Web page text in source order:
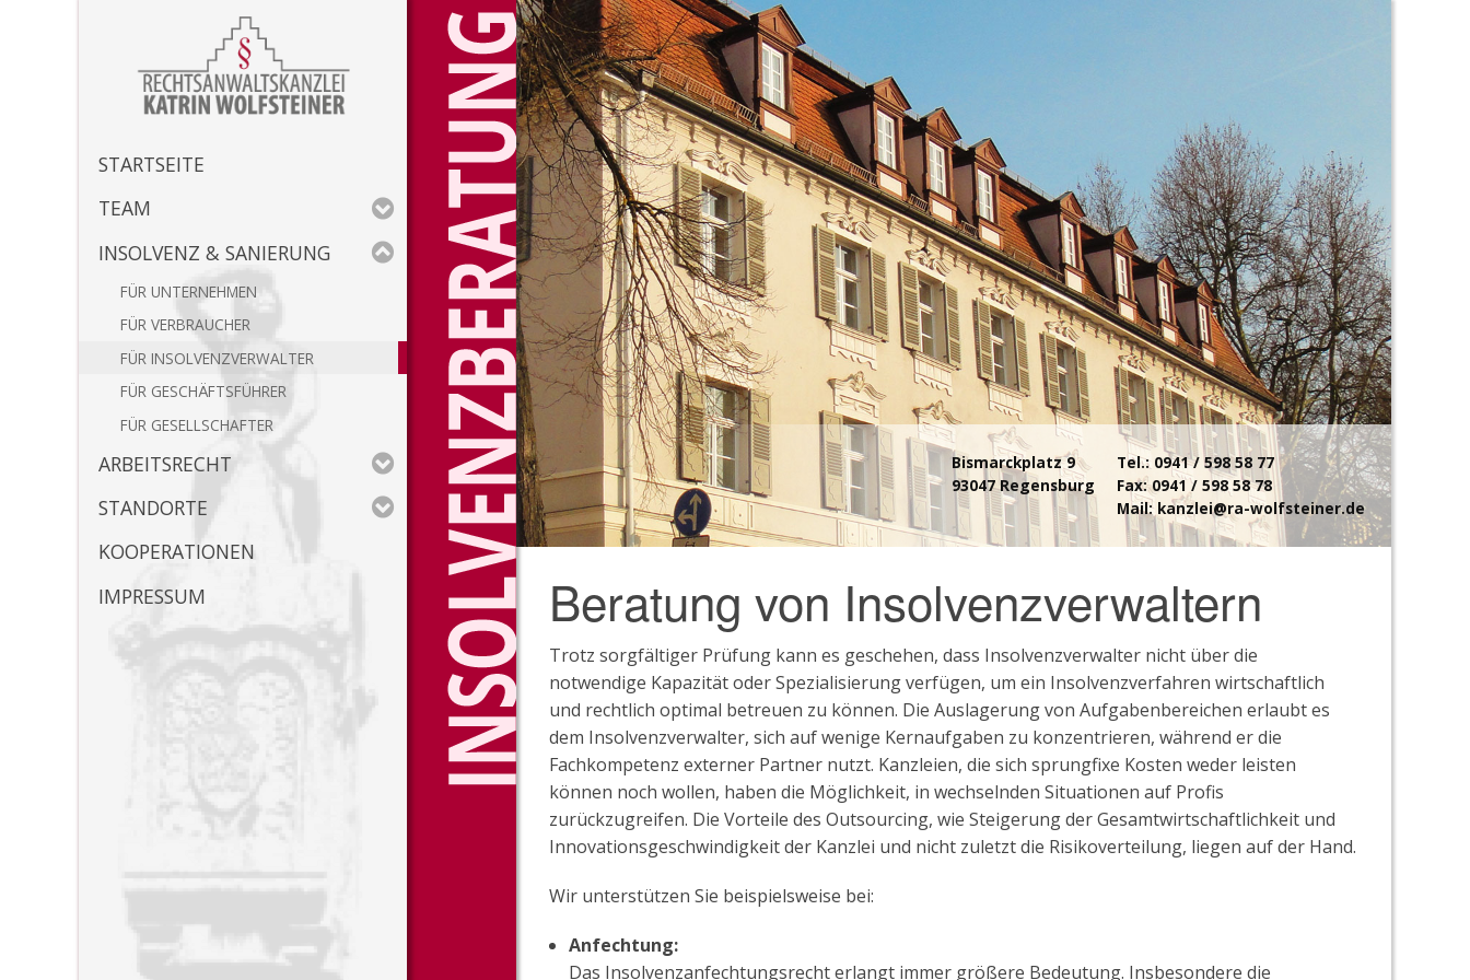
STARTSEITE
TEAM
INSOLVENZ & SANIERUNG
UNTERNEHMEN
VERBRAUCHER
INSOLVENZVERWALTER
GESCHÄFTSFÜHRER
GESELLSCHAFTER
ARBEITSRECHT
STANDORTE
KOOPERATIONEN
IMPRESSUM
Bismarckplatz 9
93047 Regensburg
Tel.: 0941 / 598 58 77
Fax: 0941 / 598 58 78
Mail: kanzlei@ra-wolfsteiner.de
Beratung von Insolvenzverwaltern
Trotz sorgfältiger Prüfung kann es geschehen, dass Insolvenzverwalter nicht über die
notwendige Kapazität oder Spezialisierung verfügen, um ein Insolvenzverfahren wirtschaftlich
und rechtlich optimal betreuen zu können. Die Auslagerung von Aufgabenbereichen erlaubt es
dem Insolvenzverwalter, sich auf wenige Kernaufgaben zu konzentrieren, während er die
Fachkompetenz externer Partner nutzt. Kanzleien, die sich sprungfixe Kosten weder leisten
können noch wollen, haben die Möglichkeit, in wechselnden Situationen auf Profis
zurückzugreifen. Die Vorteile des Outsourcing, wie Steigerung der Gesamtwirtschaftlichkeit und
Innovationsgeschwindigkeit der Kanzlei und nicht zuletzt die Risikoverteilung, liegen auf der Hand.
Wir unterstützen Sie beispielsweise bei:
Anfechtung:
Das Insolvenzanfechtungsrecht erlangt immer größere Bedeutung. Insbesondere die